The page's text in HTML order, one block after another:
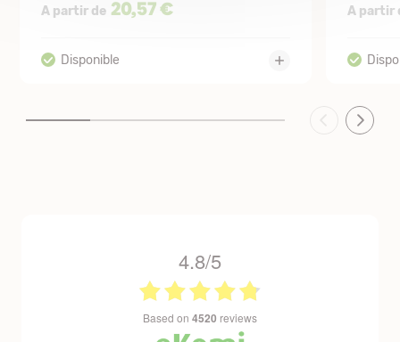
A partir de 20,57 € A partir
4.8/5
based on 4520 reviews